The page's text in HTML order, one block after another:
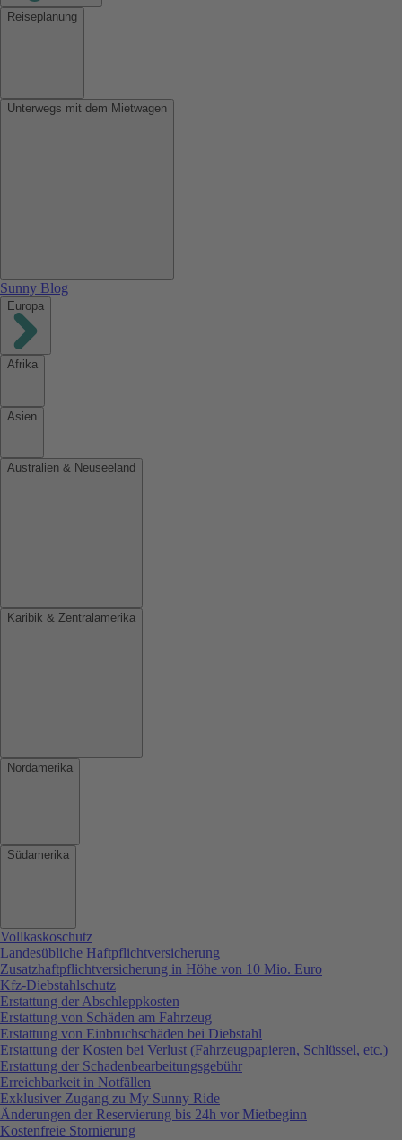
Reiseplanung
Unterwegs mit dem Mietwagen
Sunny Blog
Europa
Afrika
Asien
Australien & Neuseeland
Karibik & Zentralamerika
Nordamerika
Südamerika
Vollkaskoschutz
Landesübliche Haftpflichtversicherung
Zusatzhaftpflichtversicherung in Höhe von 10 Mio. Euro
Kfz-Diebstahlschutz
Erstattung der Abschleppkosten
Erstattung von Schäden am Fahrzeug
Erstattung von Einbruchschäden bei Diebstahl
Erstattung der Kosten bei Verlust (Fahrzeugpapieren, Schlüssel, etc.)
Erstattung der Schadenbearbeitungsgebühr
Erreichbarkeit in Notfällen
Exklusiver Zugang zu My Sunny Ride
Änderungen der Reservierung bis 24h vor Mietbeginn
Kostenfreie Stornierung